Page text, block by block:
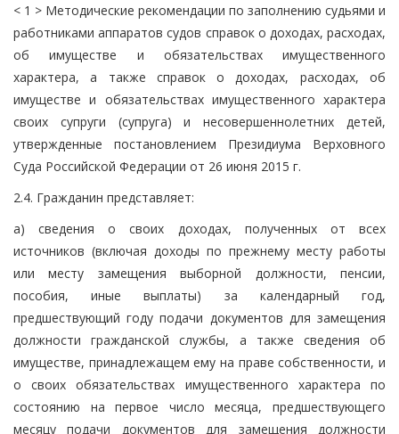
< 1 > Методические рекомендации по заполнению судьями и
работниками аппаратов судов справок о доходах, расходах,
об имуществе и обязательствах имущественного
характера, а также справок о доходах, расходах, об
имуществе и обязательствах имущественного характера
своих супруги (супруга) и несовершеннолетних детей,
утвержденные постановлением Президиума Верховного
Суда Российской Федерации от 26 июня 2015 г.
2.4. Гражданин представляет:
а) сведения о своих доходах, полученных от всех
источников (включая доходы по прежнему месту работы
или месту замещения выборной должности, пенсии,
пособия, иные выплаты) за календарный год,
предшествующий году подачи документов для замещения
должности гражданской службы, а также сведения об
имуществе, принадлежащем ему на праве собственности, и
о своих обязательствах имущественного характера по
состоянию на первое число месяца, предшествующего
месяцу подачи документов для замещения должности